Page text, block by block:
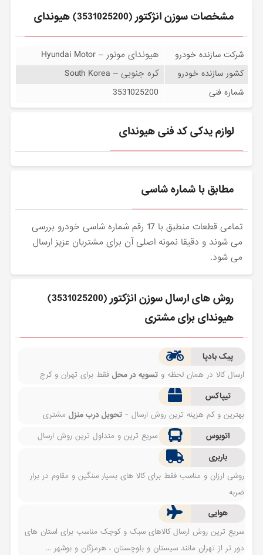
مشخصات سوزن انژكتور (3531025200) هیوندای
شرکت سازنده خودرو هیوندای موتور – Hyundai Motor
کشور سازنده خودرو کره جنوبی – South Korea
شماره فنی 3531025200
لوازم یدکی کد فنی هیوندای
مطابق با شماره شاسی
تمامی قطعات منطبق با 17 رقم شماره شاسی خودرو بررسی
می شوند و دقیقا نمونه اصلی آن برای مشتریان عزیز ارسال
می شود.
روش های ارسال سوزن انژكتور (3531025200)
هیوندای برای مشتری
پیک بادپا
ارسال کالا در همان لحظه وتسویه در محل فقط برای تهران و کرج
تیپاکس
بهترین و کم هزینه ترین روش ارسال -تحویل درب منزل مشتری
اتوبوس
سریع ترین و متداول ترین روش ارسال
باربری
روشی ارزان و مناسب فقط برای کالا های بسیار سنگین و مقاوم در برار
ضربه
هوایی
سریع ترین روش ارسال کالاهای سبک و کوچک مناسب برای استان های
دور تر از تهران مانند سیستان و بلوچستان ، هرمزگان و بوشهر ...